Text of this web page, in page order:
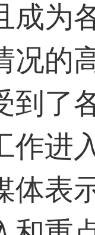
成为
况的
到了
作进
体表